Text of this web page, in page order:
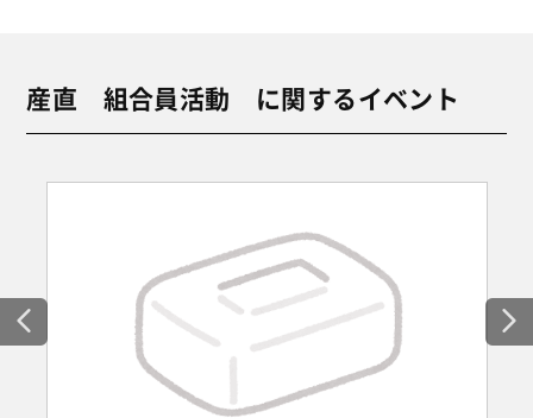
産直 組合員活動 に関するイベント